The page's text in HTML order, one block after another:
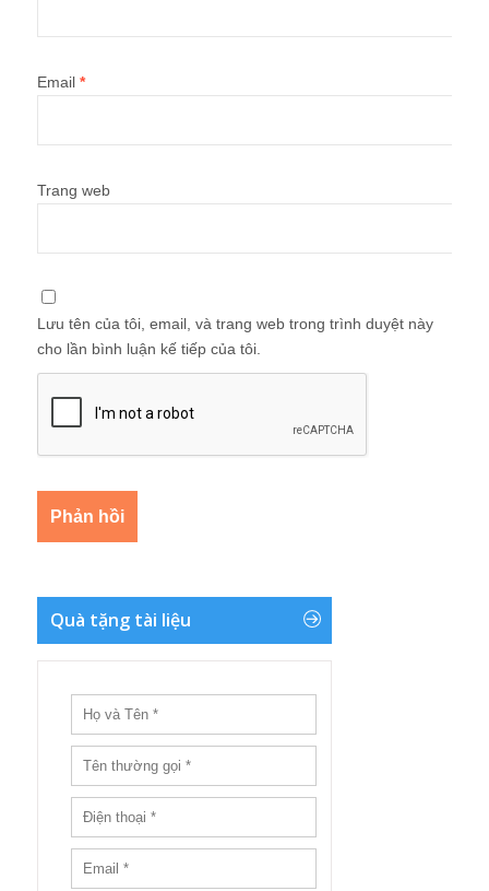
Email *
Trang web
Lưu tên của tôi, email, và trang web trong trình duyệt này
cho lần bình luận kế tiếp của tôi.
Quà tặng tài liệu